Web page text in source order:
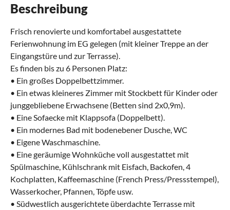
Beschreibung
Frisch renovierte und komfortabel ausgestattete
Ferienwohnung im EG gelegen (mit kleiner Treppe an der
Eingangstüre und zur Terrasse).
Es finden bis zu 6 Personen Platz:
• Ein großes Doppelbettzimmer.
• Ein etwas kleineres Zimmer mit Stockbett für Kinder oder
junggebliebene Erwachsene (Betten sind 2x0,9m).
• Eine Sofaecke mit Klappsofa (Doppelbett).
• Ein modernes Bad mit bodenebener Dusche, WC
• Eigene Waschmaschine.
• Eine geräumige Wohnküche voll ausgestattet mit
Spülmaschine, Kühlschrank mit Eisfach, Backofen, 4
Kochplatten, Kaffeemaschine (French Press/Pressstempel),
Wasserkocher, Pfannen, Töpfe usw.
• Südwestlich ausgerichtete überdachte Terrasse mit